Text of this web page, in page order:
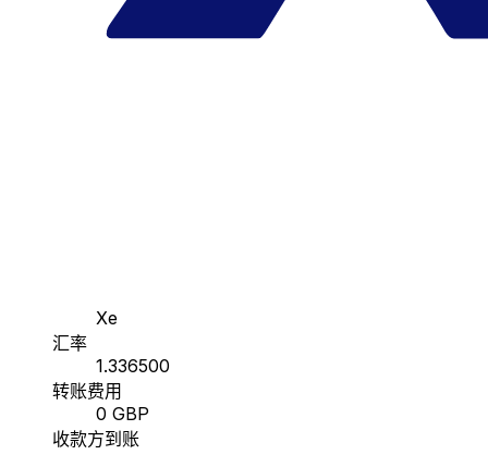
Xe
汇率
1.336500
转账费用
0 GBP
收款方到账